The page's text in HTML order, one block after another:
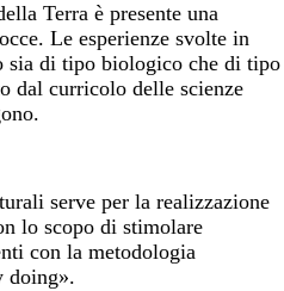
Terra è presente una
Le esperienze svolte in
sia di tipo biologico che di tipo
dal curricolo delle scienze
serve per la realizzazione
lo scopo di stimolare
con la metodologia
doing».